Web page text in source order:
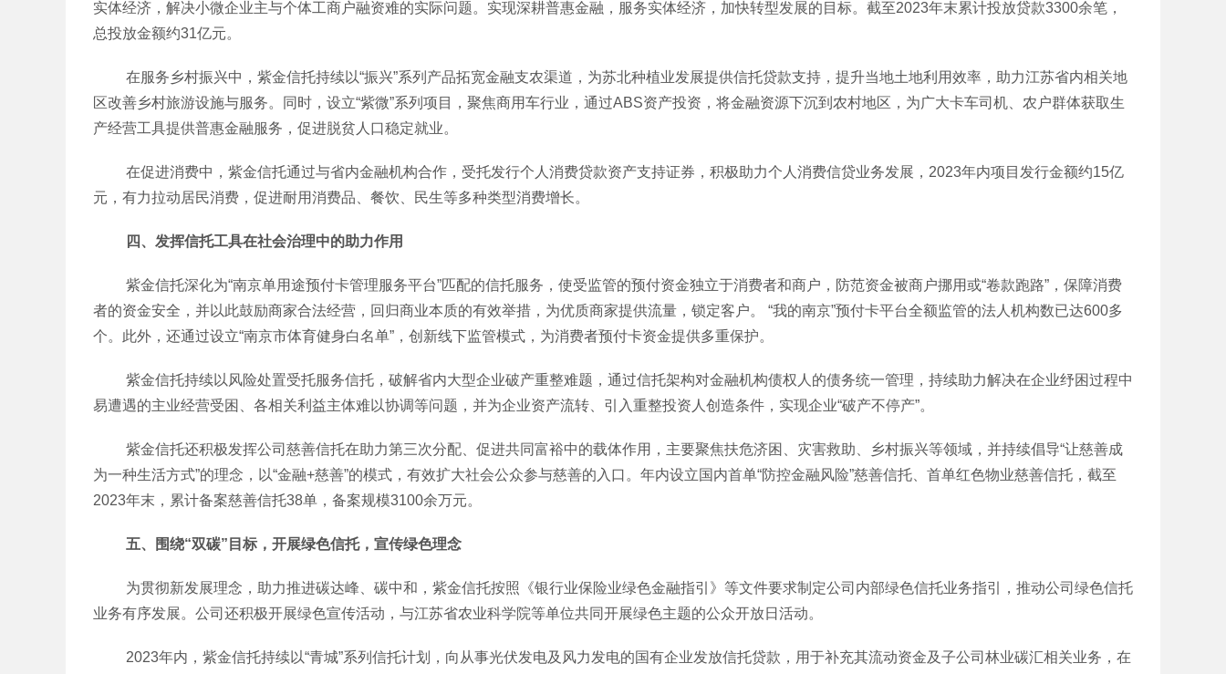
实体经济，解决小微企业主与个体工商户融资难的实际问题。实现深耕普惠金融，服务实体经济，加快转型发展的目标。截至2023年末累计投放贷款3300余笔，
总投放金额约31亿元。
在服务乡村振兴中，紫金信托持续以“振兴”系列产品拓宽金融支农渠道，为苏北种植业发展提供信托贷款支持，提升当地土地利用效率，助力江苏省内相关地
区改善乡村旅游设施与服务。同时，设立“紫微”系列项目，聚焦商用车行业，通过ABS资产投资，将金融资源下沉到农村地区，为广大卡车司机、农户群体获取生
产经营工具提供普惠金融服务，促进脱贫人口稳定就业。
在促进消费中，紫金信托通过与省内金融机构合作，受托发行个人消费贷款资产支持证券，积极助力个人消费信贷业务发展，2023年内项目发行金额约15亿
元，有力拉动居民消费，促进耐用消费品、餐饮、民生等多种类型消费增长。
四、发挥信托工具在社会治理中的助力作用
紫金信托深化为“南京单用途预付卡管理服务平台”匹配的信托服务，使受监管的预付资金独立于消费者和商户，防范资金被商户挪用或“卷款跑路”，保障消费
者的资金安全，并以此鼓励商家合法经营，回归商业本质的有效举措，为优质商家提供流量，锁定客户。 “我的南京”预付卡平台全额监管的法人机构数已达600多
个。此外，还通过设立“南京市体育健身白名单”，创新线下监管模式，为消费者预付卡资金提供多重保护。
紫金信托持续以风险处置受托服务信托，破解省内大型企业破产重整难题，通过信托架构对金融机构债权人的债务统一管理，持续助力解决在企业纾困过程中
易遭遇的主业经营受困、各相关利益主体难以协调等问题，并为企业资产流转、引入重整投资人创造条件，实现企业“破产不停产”。
紫金信托还积极发挥公司慈善信托在助力第三次分配、促进共同富裕中的载体作用，主要聚焦扶危济困、灾害救助、乡村振兴等领域，并持续倡导“让慈善成
为一种生活方式”的理念，以“金融+慈善”的模式，有效扩大社会公众参与慈善的入口。年内设立国内首单“防控金融风险”慈善信托、首单红色物业慈善信托，截至
2023年末，累计备案慈善信托38单，备案规模3100余万元。
五、围绕“双碳”目标，开展绿色信托，宣传绿色理念
为贯彻新发展理念，助力推进碳达峰、碳中和，紫金信托按照《银行业保险业绿色金融指引》等文件要求制定公司内部绿色信托业务指引，推动公司绿色信托
业务有序发展。公司还积极开展绿色宣传活动，与江苏省农业科学院等单位共同开展绿色主题的公众开放日活动。
2023年内，紫金信托持续以“青城”系列信托计划，向从事光伏发电及风力发电的国有企业发放信托贷款，用于补充其流动资金及子公司林业碳汇相关业务，在